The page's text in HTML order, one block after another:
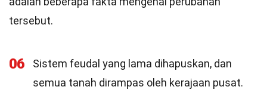
tersebut.
06
Sistem feudal yang lama dihapuskan, dan
semua tanah dirampas oleh kerajaan pusat.